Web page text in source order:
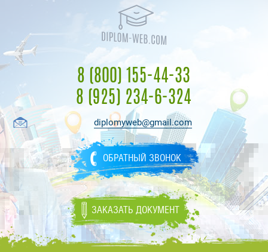
8 (800) 155-44-33
8 (925) 234-6-324
diplomyweb@gmail.com
ОБРАТНЫЙ ЗВОНОК
ЗАКАЗАТЬ ДОКУМЕНТ